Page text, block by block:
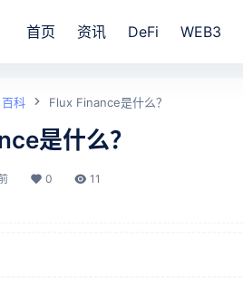
首页 资讯 DeFi WEB3
百科 Flux Finance是什么？
是什么？
0 11